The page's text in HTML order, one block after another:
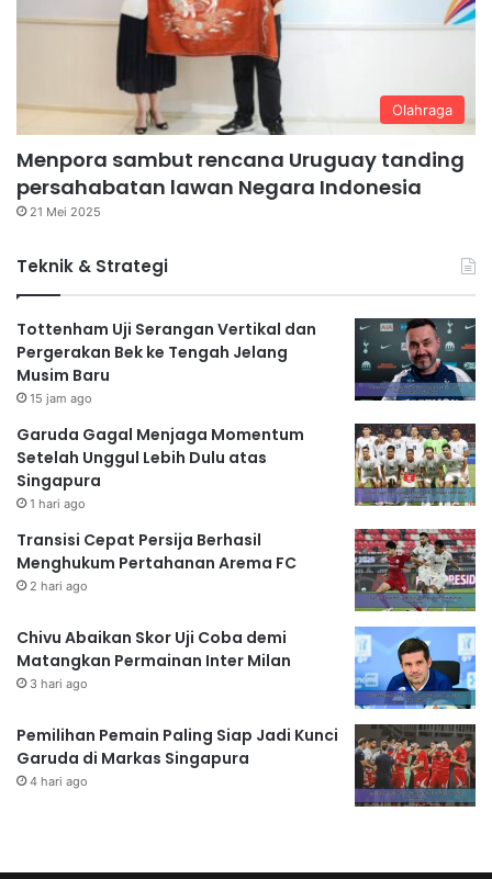
Olahraga
Menpora sambut rencana Uruguay tanding
persahabatan lawan Negara Indonesia
21 Mei 2025
Teknik & Strategi
Tottenham Uji Serangan Vertikal dan
Pergerakan Bek ke Tengah Jelang
Musim Baru
15 jam ago
Garuda Gagal Menjaga Momentum
Setelah Unggul Lebih Dulu atas
Singapura
1 hari ago
Transisi Cepat Persija Berhasil
Menghukum Pertahanan Arema FC
2 hari ago
Chivu Abaikan Skor Uji Coba demi
Matangkan Permainan Inter Milan
3 hari ago
Pemilihan Pemain Paling Siap Jadi Kunci
Garuda di Markas Singapura
4 hari ago